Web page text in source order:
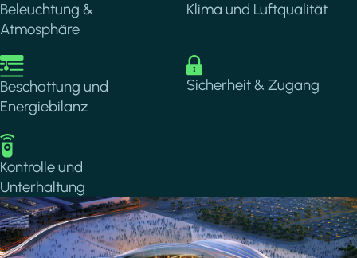
Beleuchtung &
Atmosphäre
Klima und Luftqualität
Image
Beschattung und
Energiebilanz
Image
Sicherheit & Zugang
Image
Kontrolle und
Unterhaltung